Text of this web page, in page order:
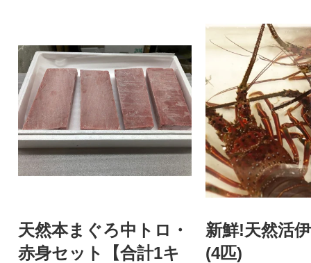
天然本まぐろ中トロ・
赤身セット【合計1キ
新鮮!天然活
(4匹)